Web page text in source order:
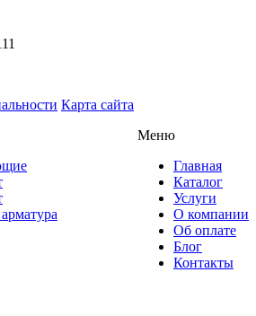
Карта сайта
Меню
Главная
Каталог
Услуги
О компании
Об оплате
Блог
Контакты